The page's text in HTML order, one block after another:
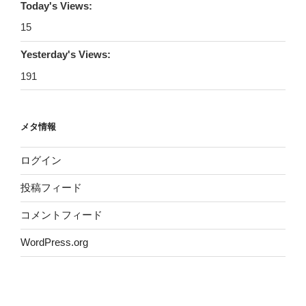
Today's Views:
15
Yesterday's Views:
191
メタ情報
ログイン
投稿フィード
コメントフィード
WordPress.org